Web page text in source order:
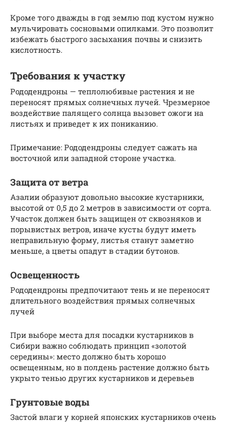
Кроме того дважды в год землю под кустом нужно
мульчировать сосновыми опилками. Это позволит
избежать быстрого засыхания почвы и снизить
кислотность.
Требования к участку
Рододендроны — теплолюбивые растения и не
переносят прямых солнечных лучей. Чрезмерное
воздействие палящего солнца вызовет ожоги на
листьях и приведет к их пониканию.
Примечание: Рододендроны следует сажать на
восточной или западной стороне участка.
Защита от ветра
Азалии образуют довольно высокие кустарники,
высотой от 0,5 до 2 метров в зависимости от сорта.
Участок должен быть защищен от сквозняков и
порывистых ветров, иначе кусты будут иметь
неправильную форму, листья станут заметно
меньше, а цветы опадут в стадии бутонов.
Освещенность
Рододендроны предпочитают тень и не переносят
длительного воздействия прямых солнечных
лучей
При выборе места для посадки кустарников в
Сибири важно соблюдать принцип «золотой
середины»: место должно быть хорошо
освещенным, но в полдень растение должно быть
укрыто тенью других кустарников и деревьев
Грунтовые воды
Застой влаги у корней японских кустарников очень